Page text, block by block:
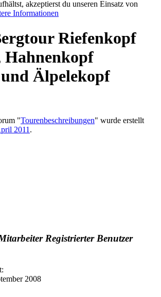
akzeptierst du unseren Einsatz von
Informationen
Riefenkopf
Hahnenkopf
Älpelekopf
"Tourenbeschreibungen" wurde erstellt
2011 .
Registrierter Benutzer
2008